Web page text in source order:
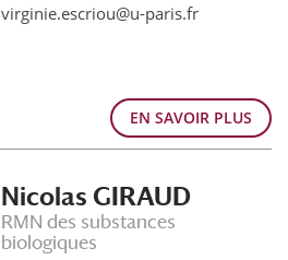
virginie.escriou@u-paris.fr
EN SAVOIR PLUS
Nicolas GIRAUD
RMN des substances
biologiques